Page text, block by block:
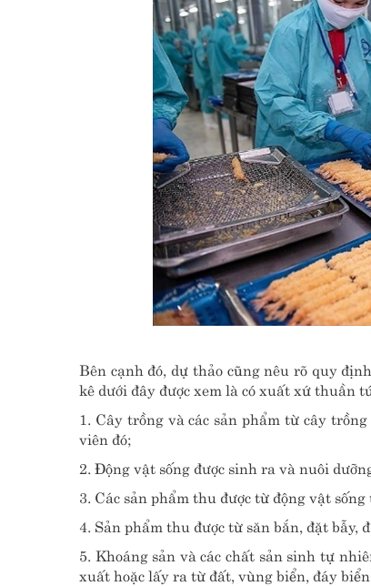
Bên cạnh đó, dự thảo cũng nêu rõ quy
kê dưới đây được xem là có xuất xứ thuần
1. Cây trồng và các sản phẩm từ cây
viên đó;
2. Động vật sống được sinh ra và nuôi
3. Các sản phẩm thu được từ động vật
4. Sản phẩm thu được từ săn bắn, đặt
5. Khoáng sản và các chất sản sinh tự
xuất hoặc lấy ra từ đất, vùng biển, đáy